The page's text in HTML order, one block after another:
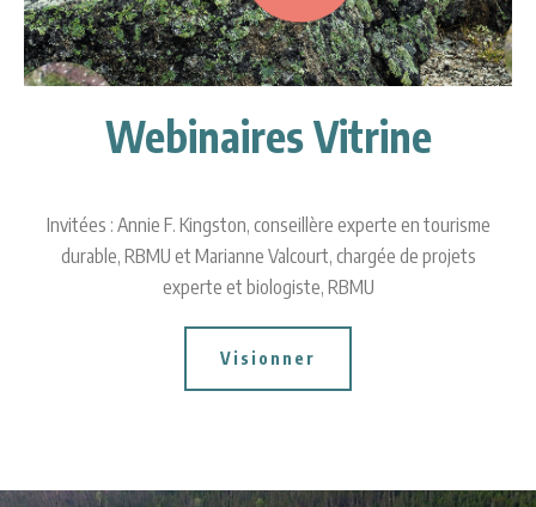
Webinaires Vitrine
Invitées : Annie F. Kingston, conseillère experte en tourisme
durable, RBMU et Marianne Valcourt, chargée de projets
experte et biologiste, RBMU
Visionner